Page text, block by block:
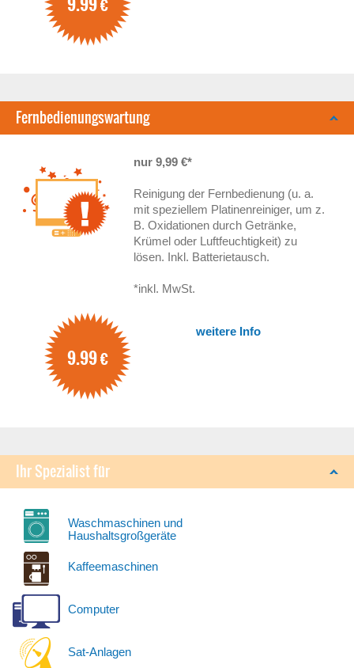
Fernbedienungswartung
nur 9,99 €*
Reinigung der Fernbedienung (u. a.
mit speziellem Platinenreiniger, um z.
B. Oxidationen durch Getränke,
Krümel oder Luftfeuchtigkeit) zu
lösen. Inkl. Batterietausch.
*inkl. MwSt.
9.99€
weitere Info
Ihr Spezialist für
Waschmaschinen und
Haushaltsgroßgeräte
Kaffeemaschinen
Computer
Sat-Anlagen